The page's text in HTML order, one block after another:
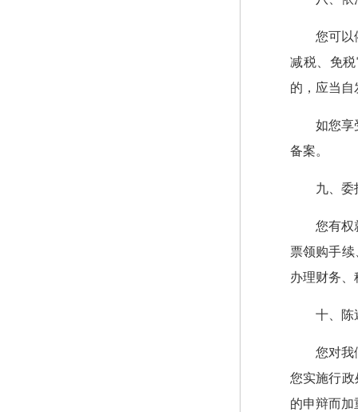
您可以
减税、免
的，应当
如您享
备案。
九、委
您有权
票领购手
办理财务
十、陈
您对我
您实施行
的申辩而加